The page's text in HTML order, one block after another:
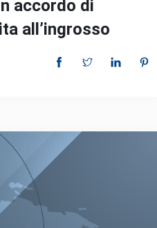
accordo di
all’ingrosso